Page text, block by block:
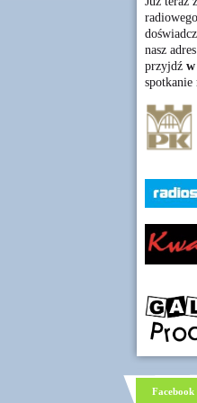
nasz
przyjdź w
spotkanie
Facebook